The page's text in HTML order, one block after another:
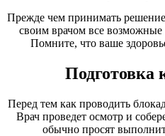
Прежде чем принимать
своим врачом все
Помните, что ваше
Подготовка
Перед тем как проводить
Врач проведет осмотр и
обычно просят